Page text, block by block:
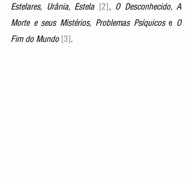
Estelares, Urânia, Estela [2], O Desconhecido, A
Morte e seus Mistérios, Problemas Psíquicos e O
Fim do Mundo [3].